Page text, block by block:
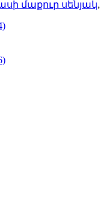
մաքուր սենյակ,